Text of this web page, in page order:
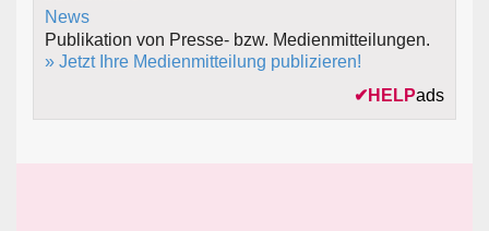
Publikation von Presse- bzw. Medienmitteilungen.
» Jetzt Ihre Medienmitteilung publizieren!
✔ HELPads